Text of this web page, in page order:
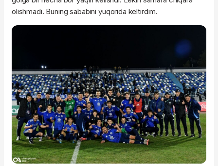
olishmadi. Buning sababini yuqorida keltirdim.